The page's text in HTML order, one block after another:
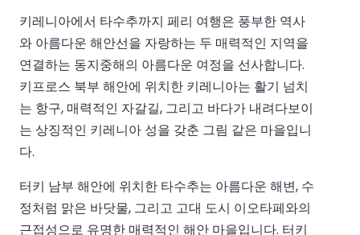
키레니아에서 타수추까지 페리 여행은 풍부한 역사
와 아름다운 해안선을 자랑하는 두 매력적인 지역을
연결하는 동지중해의 아름다운 여정을 선사합니다.
키프로스 북부 해안에 위치한 키레니아는 활기 넘치
는 항구, 매력적인 자갈길, 그리고 바다가 내려다보이
는 상징적인 키레니아 성을 갖춘 그림 같은 마을입니
다.
터키 남부 해안에 위치한 타수추는 아름다운 해변, 수
정처럼 맑은 바닷물, 그리고 고대 도시 이오타페와의
근접성으로 유명한 매력적인 해안 마을입니다. 터키